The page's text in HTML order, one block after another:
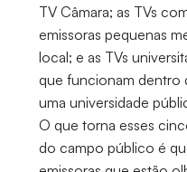
TV Câmara; as TVs
emissoras pequenas
local; e as TVs
que funcionam dentro
uma universidade
O que torna esses
do campo público é